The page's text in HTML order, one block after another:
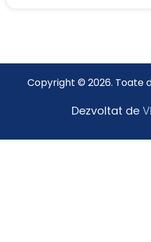
Copyright © 2026. Toate
Dezvoltat de